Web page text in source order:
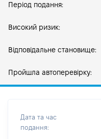
Період подання:
Високий ризик:
Відповідальне становище:
Пройшла автоперевірку:
Дата та час
подання: